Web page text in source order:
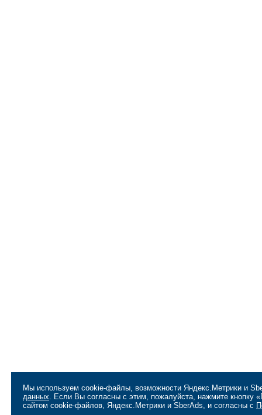
Мы используем cookie-файлы, возможности Яндекс.Метрики и
данных. Если Вы согласны с этим, пожалуйста, нажмите кнопку
сайтом cookie-файлов, Яндекс.Метрики и SberAds, и согласны с